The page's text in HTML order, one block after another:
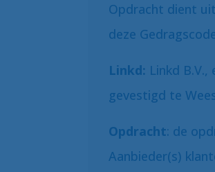
Opdracht dient
deze
Linkd: Linkd
gevestigd te
Opdracht: de
Aanbieder(s)